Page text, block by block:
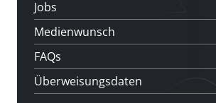
Jobs
Medienwunsch
FAQs
Überweisungsdaten